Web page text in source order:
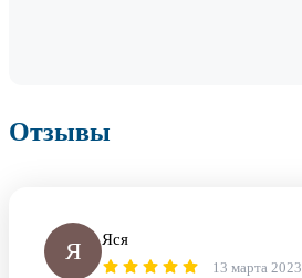
Отзывы
Я Яся
13 марта 2023